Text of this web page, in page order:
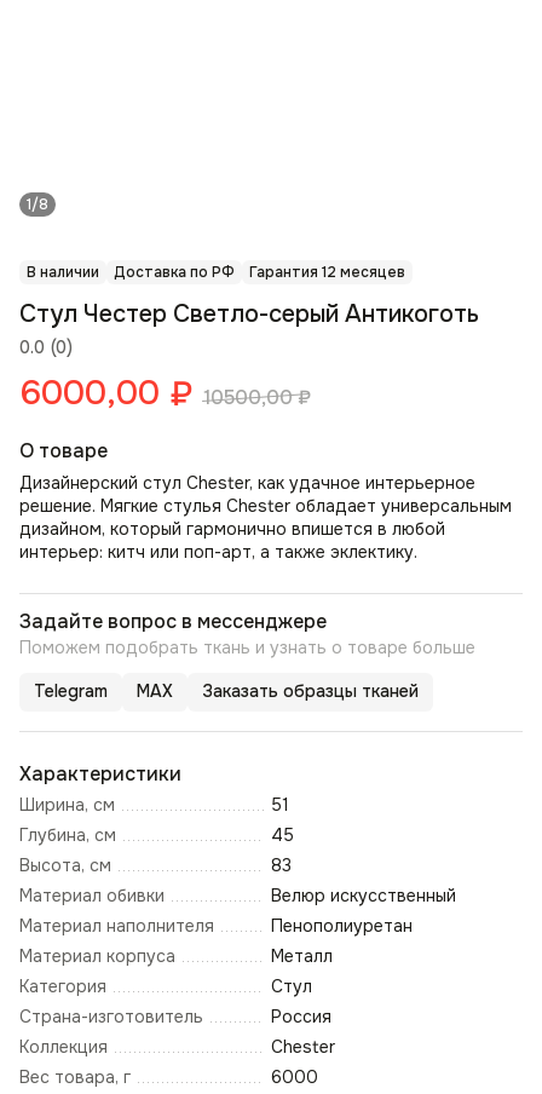
1/8
В наличии Доставка по РФ Гарантия 12 месяцев
0.0 (0)
Стул Честер Светло-серый Антикоготь
6000,00 ₽ 10500,00₽
О товаре
Дизайнерский стул Chester, как удачное интерьерное
решение. Мягкие стулья Chester обладает универсальным
дизайном, который гармонично впишется в любой
интерьер: китч или поп-арт, а также эклектику.
Задайте вопрос в мессенджере
Поможем подобрать ткань и узнать о товаре больше
Telegram MAX Заказать образцы тканей
Характеристики
Ширина, см
51
Глубина, см
45
Высота, см
83
Материал обивки
Велюр искусственный
Материал наполнителя
Пенополиуретан
Материал корпуса
Металл
Категория
Стул
Страна-изготовитель
Россия
Коллекция
Chester
Вес товара, г
6000